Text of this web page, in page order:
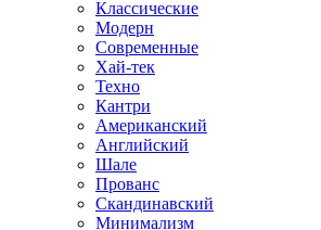
Классические
Модерн
Современные
Хай-тек
Техно
Кантри
Американский
Английский
Шале
Прованс
Скандинавский
Минимализм